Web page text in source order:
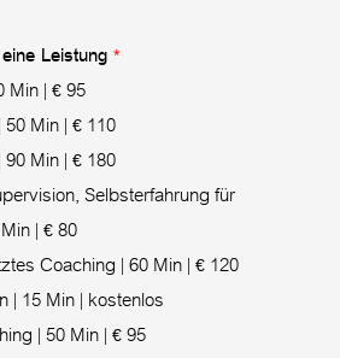
Leistung*
Min |€ 95
50 Min |€ 110
90 Min |€ 180
Selbsterfahrung für
|€ 80
Coaching | 60 Min |€ 120
| 15 Min | kostenlos
| 50 Min |€ 95